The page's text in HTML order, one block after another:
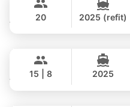
CUSTOM BUILD 88FT
20 2025 (refit)
PRINCESS YACHT 72FT
15 | 8 2025